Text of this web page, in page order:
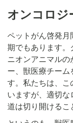
オンコロジ
ペットがん啓発月
期でもあります。
ニオンアニマル
ー、獣医療チーム
す。私たちは、こ
いますが、適切な
道は切り開けるこ